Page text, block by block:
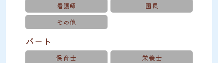
看護師
園長
その他
パート
保育士
栄養士